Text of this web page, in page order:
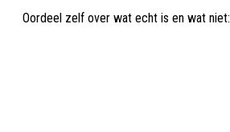
Oordeel zelf over wat echt is en wat niet: